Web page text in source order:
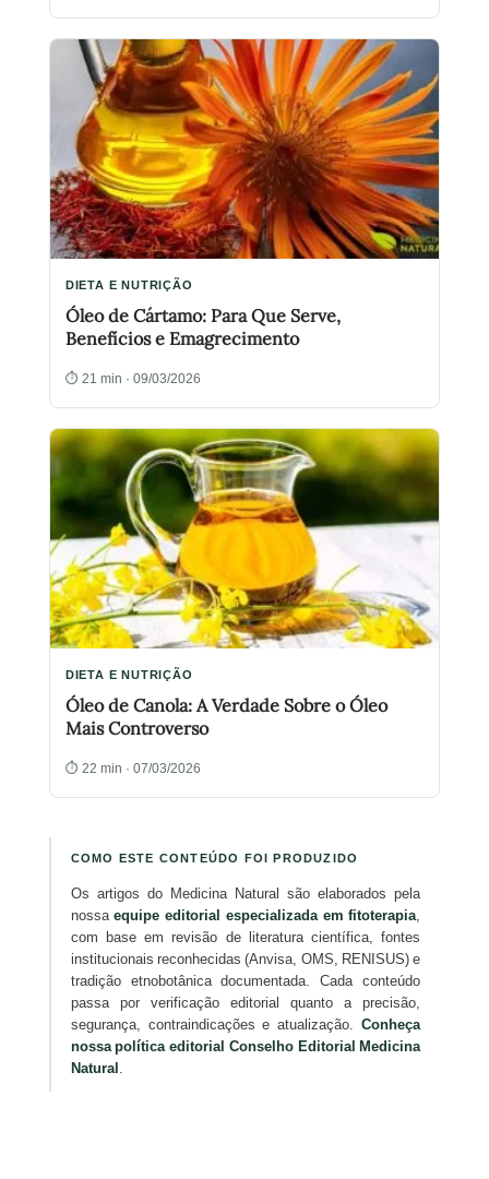
DIETA E NUTRIÇÃO
Óleo de Cártamo: Para Que Serve,
Benefícios e Emagrecimento
⏱ 21 min · 09/03/2026
DIETA E NUTRIÇÃO
Óleo de Canola: A Verdade Sobre o Óleo
Mais Controverso
⏱ 22 min · 07/03/2026
COMO ESTE CONTEÚDO FOI PRODUZIDO
Os artigos do Medicina Natural são elaborados pela
nossaequipe editorial especializada em fitoterapia,
com base em revisão de literatura científica, fontes
institucionais reconhecidas (Anvisa, OMS, RENISUS) e
tradição etnobotânica documentada. Cada conteúdo
passa por verificação editorial quanto a precisão,
segurança, contraindicações e atualização.Conheça
nossa política editorial Conselho Editorial Medicina
Natural.